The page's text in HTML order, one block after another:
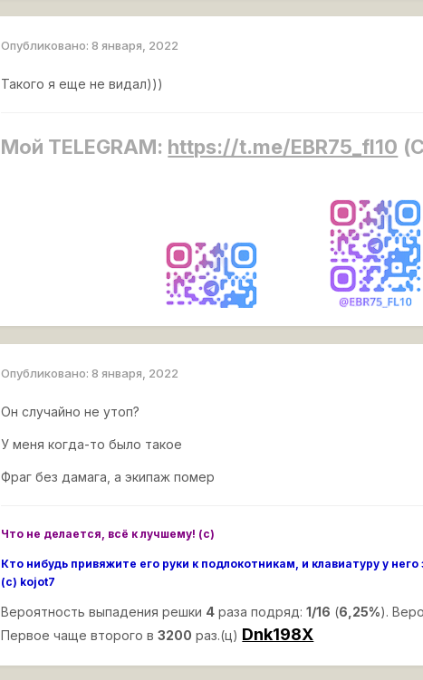
Опубликовано:8 января, 2022
Такого я еще не видал)))
Мой TELEGRAM: https://t.me/EBR75_fl10
Опубликовано:8 января, 2022
Он случайно не утоп?
У меня когда-то было такое
Фраг без дамага, а экипаж помер
Что не делается, всё к лучшему! (с)
Кто нибудь привяжите его руки к подлокотникам, и клавиатуру у
(с) kojot7
Вероятность выпадения решки 4 раза подряд: 1/16 (6,25%).
Первое чаще второго в 3200 раз.(ц) Dnk198X